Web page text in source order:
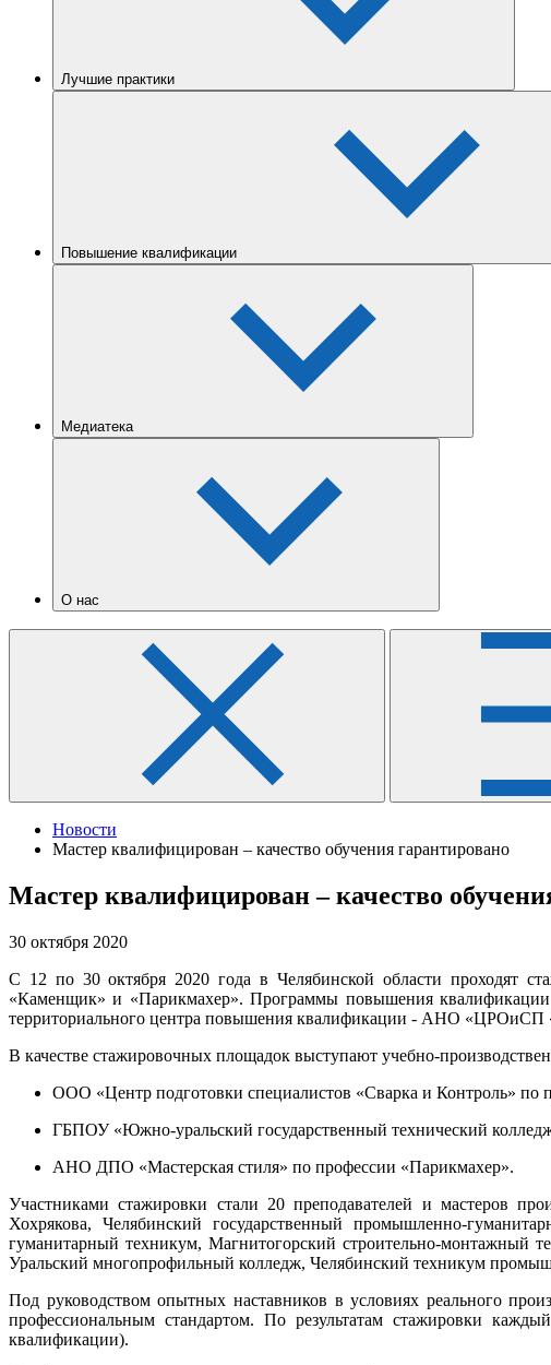
Лучшие практики
Повышение квалификации
Медиатека
О нас
Новости
Мастер квалифицирован – качество обучения гарантировано
Мастер квалифицирован – качество
30 октября 2020
С 12 по 30 октября 2020 года в Челябинской области проходят
«Каменщик» и «Парикмахер». Программы повышения квалификации
территориального центра повышения квалификации - АНО «ЦРОиСП
В качестве стажировочных площадок выступают учебно-
ООО «Центр подготовки специалистов «Сварка и Контроль» по
ГБПОУ «Южно-уральский государственный технический
АНО ДПО «Мастерская стиля» по профессии «Парикмахер».
Участниками стажировки стали 20 преподавателей и мастеров
Хохрякова, Челябинский государственный промышленно-
гуманитарный техникум, Магнитогорский строительно-
Уральский многопрофильный колледж, Челябинский техникум
Под руководством опытных наставников в условиях реального
профессиональным стандартом. По результатам стажировки
квалификации).